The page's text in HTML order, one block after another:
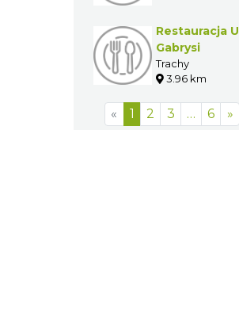
Restauracja U
Gabrysi
Trachy
3.96 km
« 1 2 3 … 6 »